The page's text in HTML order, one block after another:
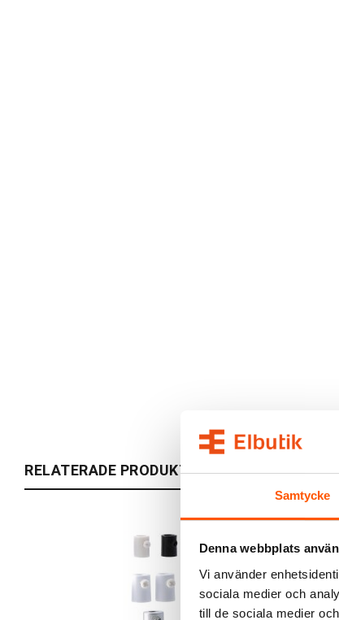
Samtycke
Denna webbplats
Vi använder
sociala medier och
till de sociala medier
RELATERADE PRODUKTER